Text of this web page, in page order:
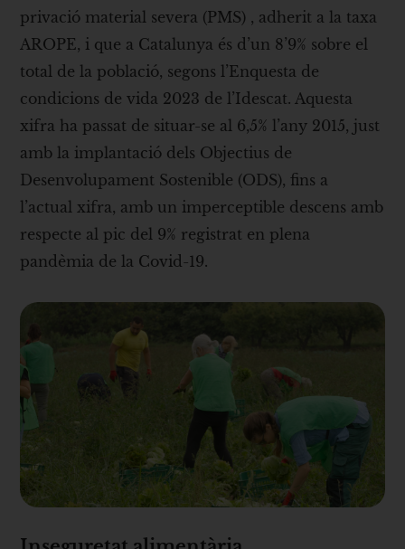
privació material severa (PMS) , adherit a la taxa
AROPE, i que a Catalunya és d’un 8’9% sobre el
total de la població, segons l’Enquesta de
condicions de vida 2023 de l’Idescat. Aquesta
xifra ha passat de situar-se al 6,5% l’any 2015, just
amb la implantació dels Objectius de
Desenvolupament Sostenible (ODS), fins a
l’actual xifra, amb un imperceptible descens amb
respecte al pic del 9% registrat en plena
pandèmia de la Covid-19.